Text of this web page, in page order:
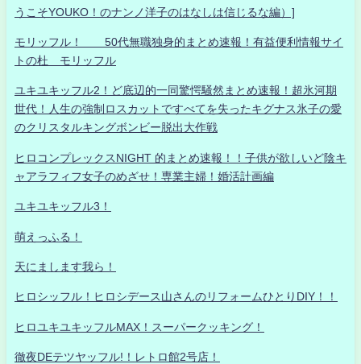
うこそYOUKO！のナンノ洋子のはなしは信じるな編）]
モリッフル！ 50代無職独身的まとめ速報！有益便利情報サイ
トの杜 モリッフル
ユキユキッフル2！ど底辺的一同驚愕騒然まとめ速報！超氷河期
世代！人生の強制ロスカットですべてを失ったキグナス氷子の愛
のクリスタルキングボンビー脱出大作戦
ヒロコンプレックスNIGHT 的まとめ速報！！子供が欲しいど陰キ
ャアラフィフ女子のめざせ！専業主婦！婚活計画編
ユキユキッフル3！
萌えっふる！
天にまします我ら！
ヒロシッフル！ヒロシデース山さんのリフォームひとりDIY！！
ヒロユキユキッフルMAX！スーパークッキング！
徹夜DEテツヤッフル!！レトロ館2号店！